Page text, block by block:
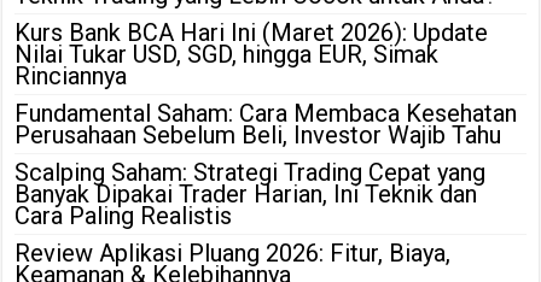
Kurs Bank BCA Hari Ini (Maret 2026): Update
Nilai Tukar USD, SGD, hingga EUR, Simak
Rinciannya
Fundamental Saham: Cara Membaca Kesehatan
Perusahaan Sebelum Beli, Investor Wajib Tahu
Scalping Saham: Strategi Trading Cepat yang
Banyak Dipakai Trader Harian, Ini Teknik dan
Cara Paling Realistis
Review Aplikasi Pluang 2026: Fitur, Biaya,
Keamanan & Kelebihannya